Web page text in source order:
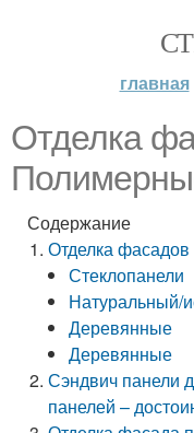
главная
Отделка
Содержание
Отделка
Стеклопанели
Натуральный/
Деревянные
Деревянные
Сэндвич панели
панелей –